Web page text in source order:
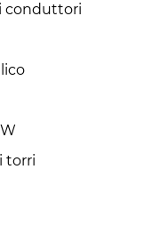
conduttori
torri